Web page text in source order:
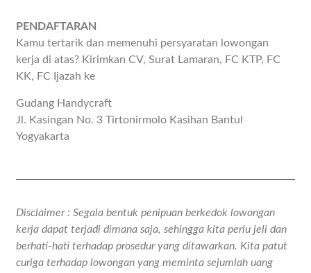
PENDAFTARAN
Kamu tertarik dan memenuhi persyaratan lowongan
kerja di atas? Kirimkan CV, Surat Lamaran, FC KTP, FC
KK, FC Ijazah ke
Gudang Handycraft
Jl. Kasingan No. 3 Tirtonirmolo Kasihan Bantul
Yogyakarta
Disclaimer : Segala bentuk penipuan berkedok lowongan
kerja dapat terjadi dimana saja, sehingga kita perlu jeli dan
berhati-hati terhadap prosedur yang ditawarkan. Kita patut
curiga terhadap lowongan yang meminta sejumlah uang